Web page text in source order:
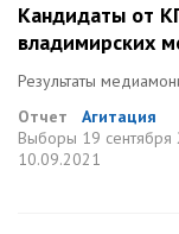
Кандидаты от
владимирских
Результаты
Отчет
Агитация
Выборы 19 сентября
10.09.2021